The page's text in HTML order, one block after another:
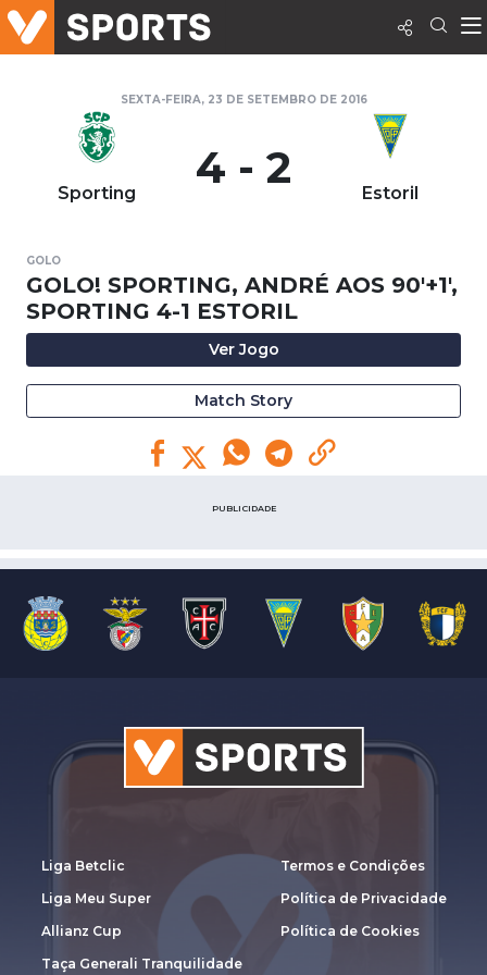
SEXTA-FEIRA, 23 DE SETEMBRO DE 2016
Sporting 4 - 2 Estoril
GOLO
GOLO! SPORTING, ANDRÉ AOS 90'+1',
SPORTING 4-1 ESTORIL
Ver Jogo
Match Story
PUBLICIDADE
Liga Betclic
Liga Meu Super
Allianz Cup
Taça Generali Tranquilidade
Termos e Condições
Política de Privacidade
Política de Cookies